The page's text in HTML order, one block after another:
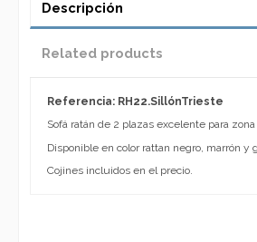
Descripción
Related products
Referencia: RH22.SillónTrieste
Sofá ratán de 2 plazas excelente para
Disponible en color rattan negro, marrón y
Cojines incluidos en el precio.